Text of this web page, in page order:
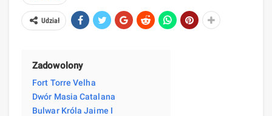
Udział
Zadowolony
Fort Torre Velha
Dwór Masia Catalana
Bulwar Króla Jaime I